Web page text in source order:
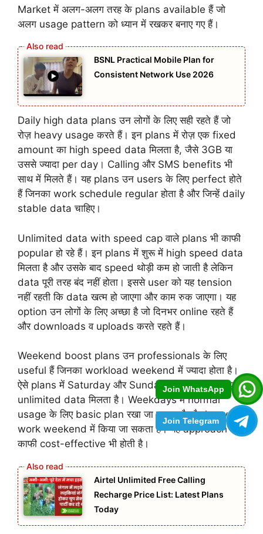
Join WhatsApp
Join Telegram
Market में अलग-अलग तरह के plans available हैं जो
अलग usage pattern को ध्यान में रखकर बनाए गए हैं।
BSNL Practical Mobile Plan for
Consistent Network Use 2026
Daily high data plans उन लोगों के लिए सही रहते हैं जो
रोज़ heavy usage करते हैं। इन plans में रोज़ एक fixed
amount का high speed data मिलता है, जैसे 3GB या
उससे ज्यादा per day। Calling और SMS benefits भी
साथ में मिलते हैं। यह plans उन users के लिए perfect होते
हैं जिनका work schedule regular होता है और जिन्हें daily
stable data चाहिए।
Unlimited data with speed cap वाले plans भी काफी
popular हो रहे हैं। इन plans में शुरू में high speed data
मिलता है और उसके बाद speed थोड़ी कम हो जाती है लेकिन
data पूरी तरह बंद नहीं होता। इससे user को यह tension
नहीं रहती कि data खत्म हो जाएगा और काम रुक जाएगा। यह
option उन लोगों के लिए अच्छा है जो दिनभर online रहते हैं
और downloads व uploads करते रहते हैं।
Weekend boost plans उन professionals के लिए
useful हैं जिनका workload weekend में ज्यादा होता है।
ऐसे plans में Saturday और Sunday को ज्यादा data या
unlimited data मिलता है। Weekdays में normal
usage के लिए basic plan रखा जा सकता है और heavy
work weekend में किया जा सकता है। यह approach
काफी cost-effective भी होती है।
Airtel Unlimited Free Calling
Recharge Price List: Latest Plans
Today